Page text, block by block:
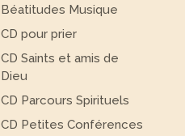
Béatitudes Musique
CD pour prier
CD Saints et amis de
Dieu
CD Parcours Spirituels
CD Petites Conférences